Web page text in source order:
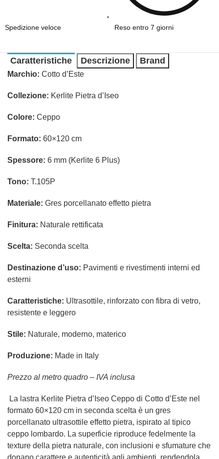
Spedizione veloce Reso entro 7 giorni
Caratteristiche Descrizione Brand
Marchio: Cotto d’Este
Collezione: Kerlite Pietra d’Iseo
Colore: Ceppo
Formato: 60×120 cm
Spessore: 6 mm (Kerlite 6 Plus)
Tono: T.105P
Materiale: Gres porcellanato effetto pietra
Finitura: Naturale rettificata
Scelta: Seconda scelta
Destinazione d’uso: Pavimenti e rivestimenti interni ed
esterni
Caratteristiche: Ultrasottile, rinforzato con fibra di vetro,
resistente e leggero
Stile: Naturale, moderno, materico
Produzione: Made in Italy
Prezzo al metro quadro – IVA inclusa
La lastra Kerlite Pietra d’Iseo Ceppo di Cotto d’Este nel
formato 60×120 cm in seconda scelta è un gres
porcellanato ultrasottile effetto pietra, ispirato al tipico
ceppo lombardo. La superficie riproduce fedelmente la
texture della pietra naturale, con inclusioni e sfumature che
donano carattere e autenticità agli ambienti, rendendola